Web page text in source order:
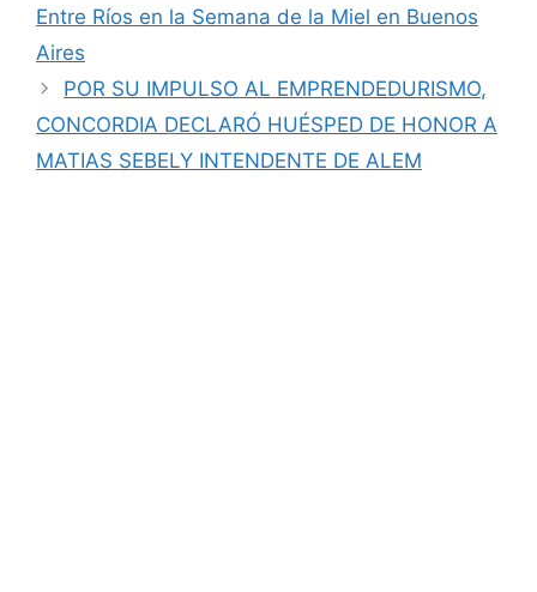
Entre Ríos en la Semana de la Miel en Buenos
Aires
POR SU IMPULSO AL EMPRENDEDURISMO,
CONCORDIA DECLARÓ HUÉSPED DE HONOR A
MATIAS SEBELY INTENDENTE DE ALEM